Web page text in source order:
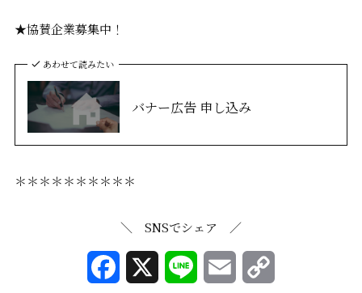
★協賛企業募集中！
あわせて読みたい
バナー広告 申し込み
＊＊＊＊＊＊＊＊＊＊
＼ SNSでシェア ／